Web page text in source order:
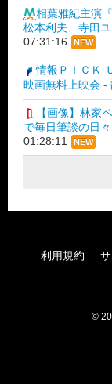
相葉雅紀主演
松本利夫、寺田
07:31:16
NEW
情報ＰＩＣＫ
映画無料上映会 -
【画像】林家
で毎日筆談の日
01:28:11
NEW
利用規約
©